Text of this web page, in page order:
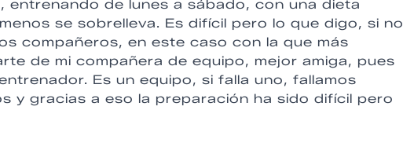
de lunes a sábado, con una dieta
se sobrelleva. Es difícil pero lo que digo, si no
compañeros, en este caso con la que más
de mi compañera de equipo, mejor amiga, pues
Es un equipo, si falla uno, fallamos
y gracias a eso la preparación ha sido difícil pero